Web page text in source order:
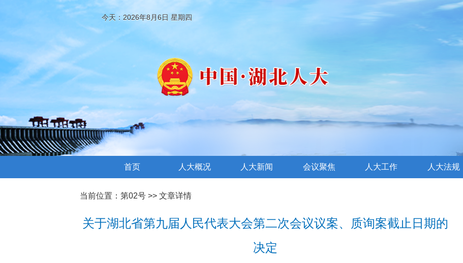
今天：2026年8月6日 星期四
首页 人大概况 人大新闻 会议聚焦 人大工作 人大法规
当前位置： 第02号 >> 文章详情
关于湖北省第九届人民代表大会第二次会议议案、质询案截止日期的
决定